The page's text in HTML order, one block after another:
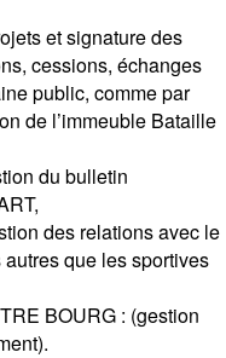
et signature des
cessions, échanges
public, comme par
de l’immeuble Bataille
du bulletin
des relations avec le
que les sportives
BOURG : (gestion